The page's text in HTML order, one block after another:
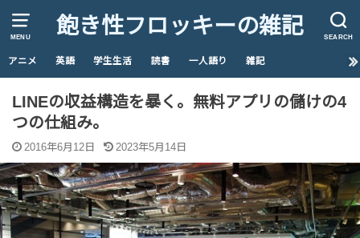
MENU SEARCH
飽き性フロッキーの雑記
アニメ 英語 学生生活 読書 一人語り 雑記
LINEの収益構造を暴く。無料アプリの儲けの4
つの仕組み。
2016年6月12日 2023年5月14日